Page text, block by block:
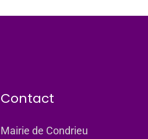
Contact
Mairie de Condrieu